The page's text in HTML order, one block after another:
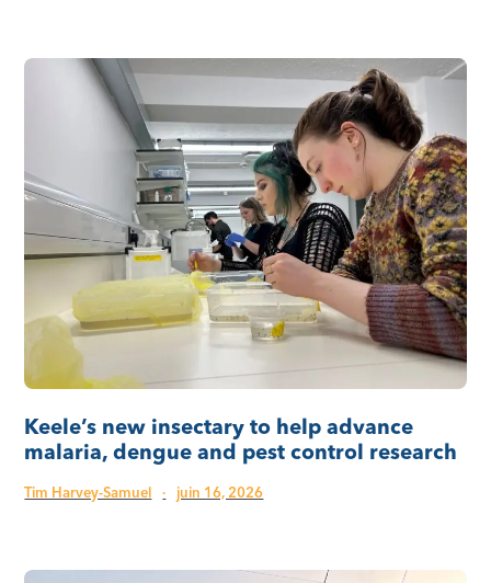
Keele’s new insectary to help advance
malaria, dengue and pest control research
Tim Harvey-Samuel · juin 16, 2026